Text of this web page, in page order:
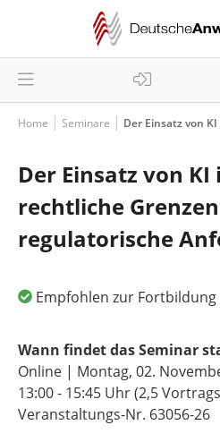
Home Seminare Der Einsatz von KI in der
Der Einsatz von
rechtliche
regulatorische
Empfohlen zur Fortbildung
Wann findet das Seminar
Online | Montag, 02.
13:00 - 15:45 Uhr(2,5
Veranstaltungs-Nr. 63056-26